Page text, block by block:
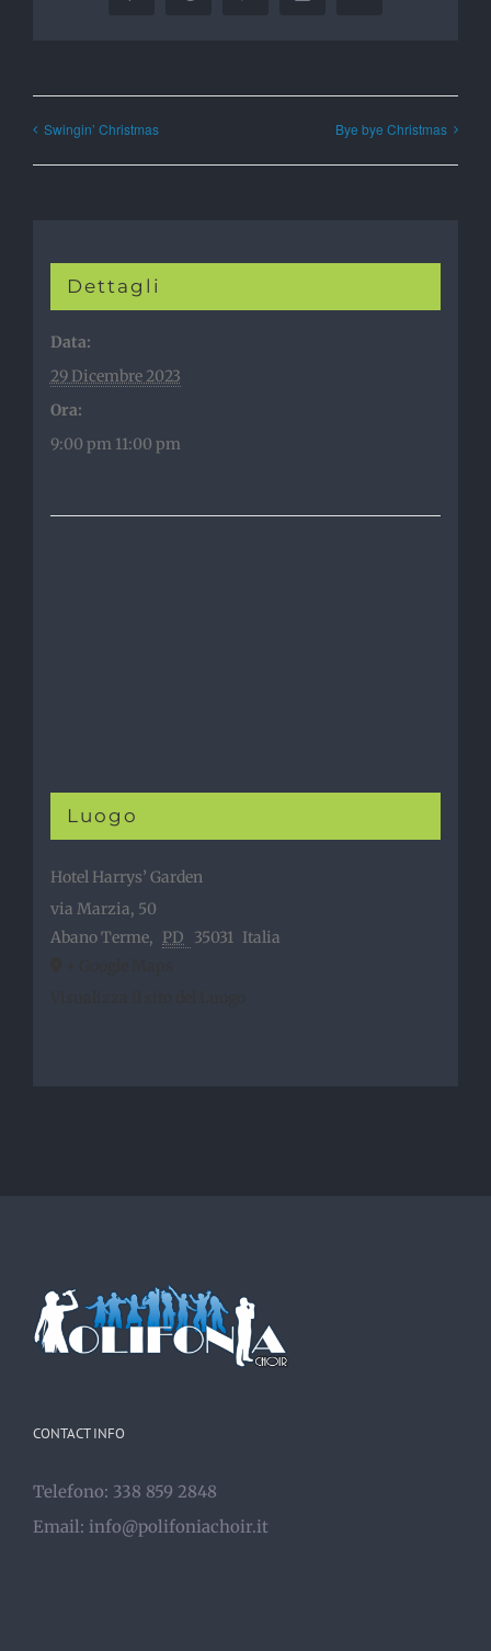
Swingin’ Christmas Bye bye Christmas
Dettagli
Data:
29 Dicembre 2023
Ora:
9:00 pm 11:00 pm
Luogo
Hotel Harrys’ Garden
via Marzia, 50
Abano Terme, PD 35031 Italia
CONTACT INFO
Telefono: 338 859 2848
Email: info@polifoniachoir.it